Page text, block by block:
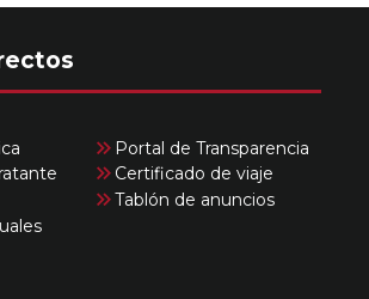
Portal de Transparencia
Certificado de viaje
Tablón de anuncios